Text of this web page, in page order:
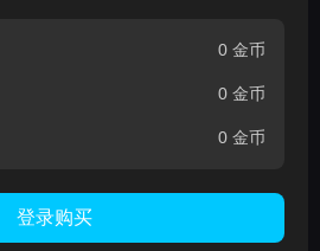
0 金币
0 金币
0 金币
登录购买